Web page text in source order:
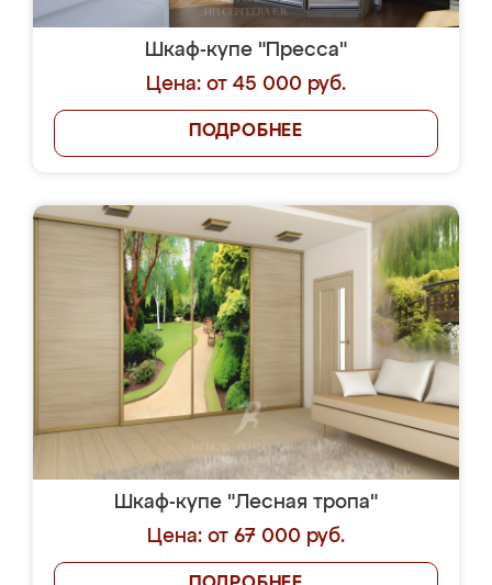
Шкаф-купе "Пресса"
Цена: от 45 000 руб.
ПОДРОБНЕЕ
Шкаф-купе "Лесная тропа"
Цена: от 67 000 руб.